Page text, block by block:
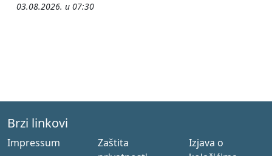
03.08.2026. u 07:30
Brzi linkovi
Impressum
Zaštita
Izjava o